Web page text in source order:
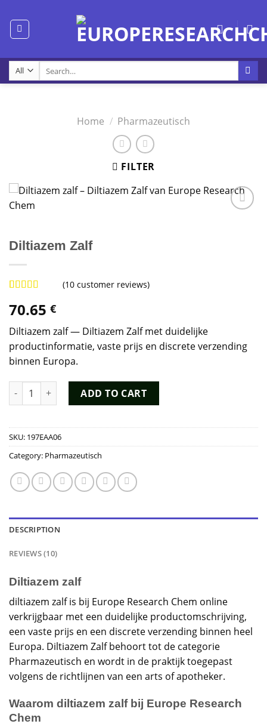
content
for:
Home / Pharmazeutisch
FILTER
Diltiazem Zalf
out of 5
based on
customer
ratings
(10 customer reviews)
70.65 €
Diltiazem zalf — Diltiazem Zalf met duidelijke
productinformatie, vaste prijs en discrete verzending
binnen Europa.
Diltiazem Zalf quantityADD TO CART
SKU: 197EAA06
Category: Pharmazeutisch
DESCRIPTION
REVIEWS (10)
Diltiazem zalf
diltiazem zalf is bij Europe Research Chem online
verkrijgbaar met een duidelijke productomschrijving,
een vaste prijs en een discrete verzending binnen heel
Europa. Diltiazem Zalf behoort tot de categorie
Pharmazeutisch en wordt in de praktijk toegepast
volgens de richtlijnen van een arts of apotheker.
Waarom diltiazem zalf bij Europe Research
Chem